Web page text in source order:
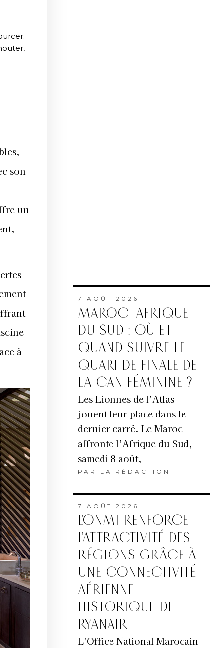
son
un
à
7 AOÛT 2026
MAROC–AFRIQUE
DU SUD : OÙ ET
QUAND SUIVRE LE
QUART DE FINALE DE
LA CAN FÉMININE ?
Les Lionnes de l’Atlas
jouent leur place dans le
dernier carré. Le Maroc
affronte l’Afrique du Sud,
samedi 8 août,
PAR LA RÉDACTION
7 AOÛT 2026
L’ONMT RENFORCE
L’ATTRACTIVITÉ DES
RÉGIONS GRÂCE À
UNE CONNECTIVITÉ
AÉRIENNE
HISTORIQUE DE
RYANAIR
L'Office National Marocain